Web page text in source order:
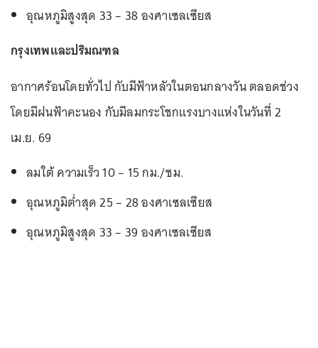
อุณหภูมิสูงสุด 33 – 38 องศาเซลเซียส
กรุงเทพและปริมณฑล
อากาศร้อนโดยทั่วไป กับมีฟ้าหลัวในตอนกลางวัน ตลอดช่วง
โดยมีฝนฟ้าคะนอง กับมีลมกระโชกแรงบางแห่งในวันที่ 2
เม.ย. 69
ลมใต้ ความเร็ว 10 – 15 กม./ชม.
อุณหภูมิต่ำสุด 25 – 28 องศาเซลเซียส
อุณหภูมิสูงสุด 33 – 39 องศาเซลเซียส